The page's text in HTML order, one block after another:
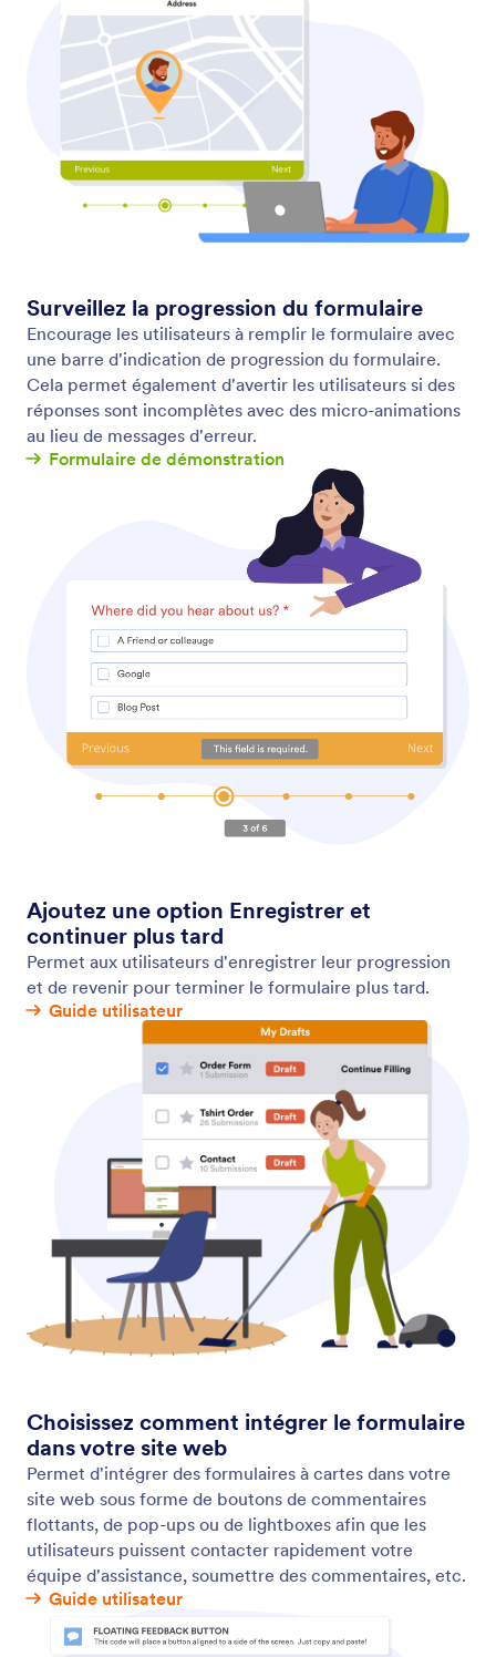
Diffusion des Réponses
Créez une expérience plus personnalisée pour les
utilisateurs de vos formulaires. Utilisez la logique
conditionnelle pour insérer, ou "diffuser" les
réponses des questions précédentes vers des
questions ultérieures sur le même formulaire.
Facilitez le remplissage de vos formulaires par vos
clients ou vos collègues en utilisant des formulaires
pré-remplis. Pré-renseigner les champs de
formulaire à partir de soumissions précédentes,
d'autres formulaires, de fichiers Excel, et bien
davantage !
Trouver des adresses IP
Accédez facilement aux adresses IP des répondants
à votre formulaire. Générez un rapport avec les
données d'adresse IP pour comprendre les données
démographiques des clients.
Vous essayez d'atteindre un public plus large en
ligne ? Configurez vos formulaires avec des
traductions pour permettre aux utilisateurs de les
remplir dans leur langue maternelle.